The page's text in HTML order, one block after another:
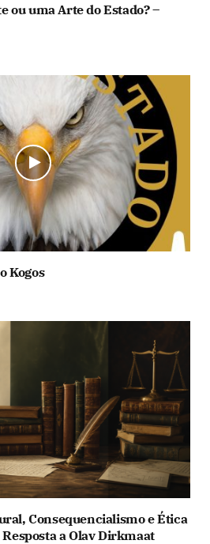
ou uma Arte do Estado? –
Kogos
Consequencialismo e Ética
a Olav Dirkmaat